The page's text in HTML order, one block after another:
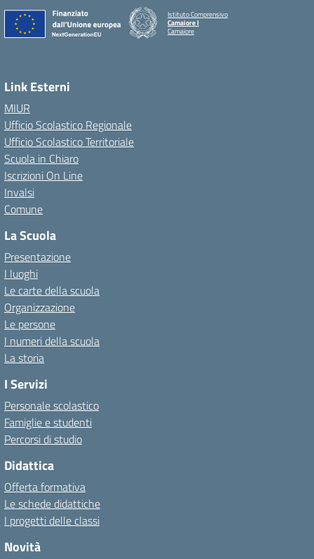
Istituto Comprensivo
Camaiore I
Camaiore
Link Esterni
MIUR
Ufficio Scolastico Regionale
Ufficio Scolastico Territoriale
Scuola in Chiaro
Iscrizioni On Line
Invalsi
Comune
La Scuola
Presentazione
I luoghi
Le carte della scuola
Organizzazione
Le persone
I numeri della scuola
La storia
I Servizi
Personale scolastico
Famiglie e studenti
Percorsi di studio
Didattica
Offerta formativa
Le schede didattiche
I progetti delle classi
Novità